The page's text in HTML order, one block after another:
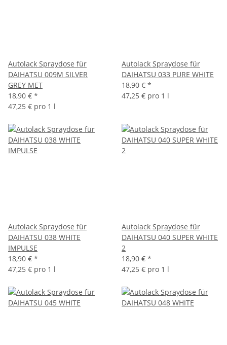
Autolack Spraydose für
DAIHATSU 009M SILVER
GREY MET
18,90 € *
47,25 € pro 1 l
Autolack Spraydose für
DAIHATSU 033 PURE WHITE
18,90 € *
47,25 € pro 1 l
Autolack Spraydose für
DAIHATSU 038 WHITE
IMPULSE
18,90 € *
47,25 € pro 1 l
Autolack Spraydose für
DAIHATSU 040 SUPER WHITE
2
18,90 € *
47,25 € pro 1 l